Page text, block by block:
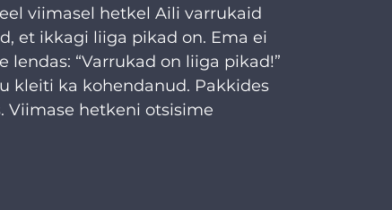
viimasel hetkel Aili varrukaid
et ikkagi liiga pikad on. Ema ei
“Varrukad on liiga pikad!”
kleiti ka kohendanud. Pakkides
Viimase hetkeni otsisime